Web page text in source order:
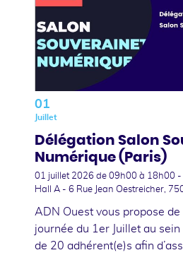
01
Juillet
Délégation Salon
Numérique (Paris)
01 juillet 2026 de 09h00 à 18h00 -
Hall A - 6 Rue Jean Oestreicher,
ADN Ouest vous propose
journée du 1er Juillet au sein
de 20 adhérent(e)s afin